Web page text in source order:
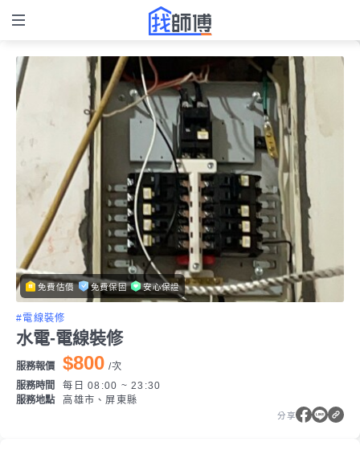
免費估價 免費保固 安心保證
#電線裝修
水電-電線裝修
服務報價 $800 /次
服務時間
每日 08:00 ~ 23:30
服務地點
高雄市、屏東縣
分享